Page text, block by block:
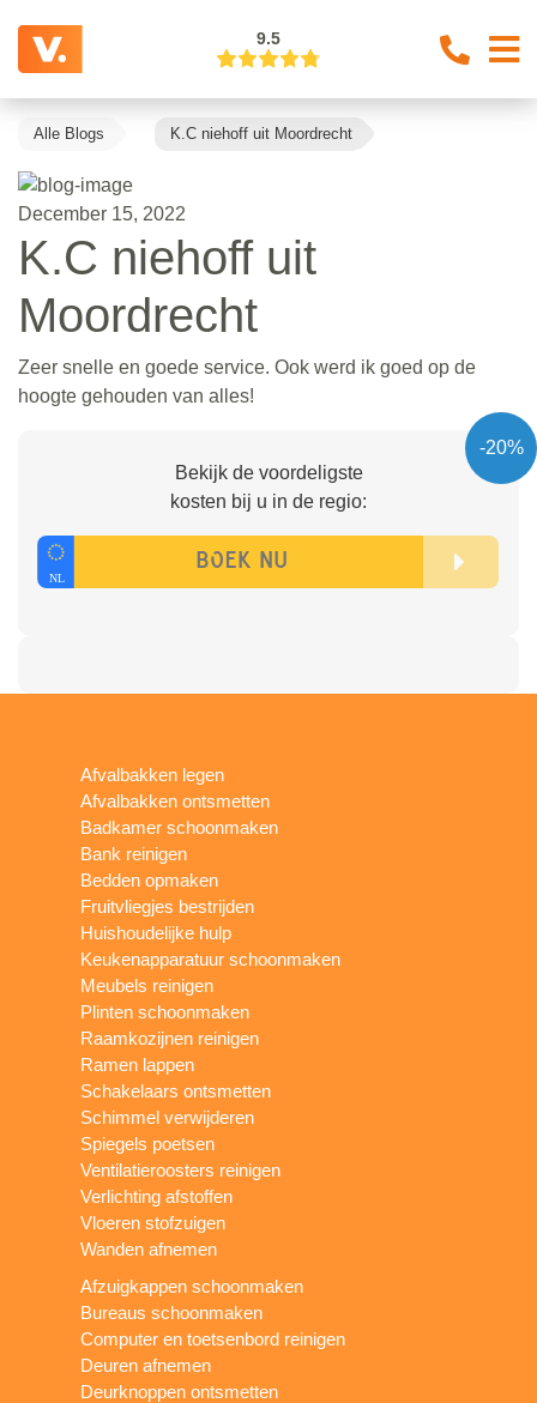
9.5
Alle Blogs K.C niehoff uit Moordrecht
December 15, 2022
K.C niehoff uit
Moordrecht
Zeer snelle en goede service. Ook werd ik goed op de
hoogte gehouden van alles!
-20%
Bekijk de voordeligste
kosten bij u in de regio:
Afvalbakken legen
Afvalbakken ontsmetten
Badkamer schoonmaken
Bank reinigen
Bedden opmaken
Fruitvliegjes bestrijden
Huishoudelijke hulp
Keukenapparatuur schoonmaken
Meubels reinigen
Plinten schoonmaken
Raamkozijnen reinigen
Ramen lappen
Schakelaars ontsmetten
Schimmel verwijderen
Spiegels poetsen
Ventilatieroosters reinigen
Verlichting afstoffen
Vloeren stofzuigen
Wanden afnemen
Afzuigkappen schoonmaken
Bureaus schoonmaken
Computer en toetsenbord reinigen
Deuren afnemen
Deurknoppen ontsmetten